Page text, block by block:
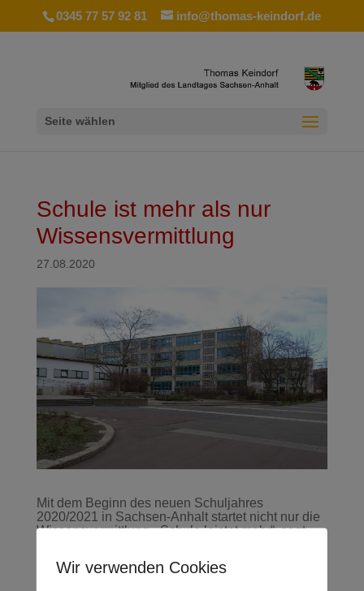
0345 77 57 92 81 info@thomas-keindorf.de
Seite wählen
Schule ist mehr als nur
Wissensvermittlung
27.08.2020
Mit dem Beginn des neuen Schuljahres
2020/2021 in Sachsen-Anhalt startet nicht nur die
Wissensvermittlung. „Schule leistet mehr“, sagt
und Präsident der Handwerkskammer Halle.
Soziale Interaktion, das Trainieren von
Wir verwenden Cookies